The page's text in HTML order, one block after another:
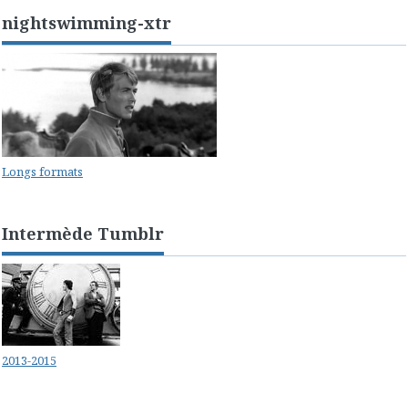
nightswimming-xtr
Longs formats
Intermède Tumblr
2013-2015